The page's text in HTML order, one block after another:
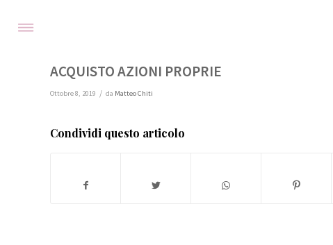
ACQUISTO AZIONI PROPRIE
Ottobre 8, 2019 / da Matteo Chiti
Condividi questo articolo